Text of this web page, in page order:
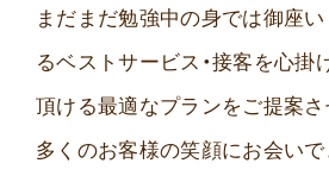
まだまだ勉強中の身では御座い
るベストサービス・接客を心掛
頂ける最適なプランをご提案
多くのお客様の笑顔にお会い